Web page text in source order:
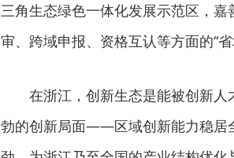
三角生态绿色一体化发展示范区，
审、跨域申报、资格互认等方面的“
在浙江，创新生态是能被创新
勃的创新局面——区域创新能力稳居